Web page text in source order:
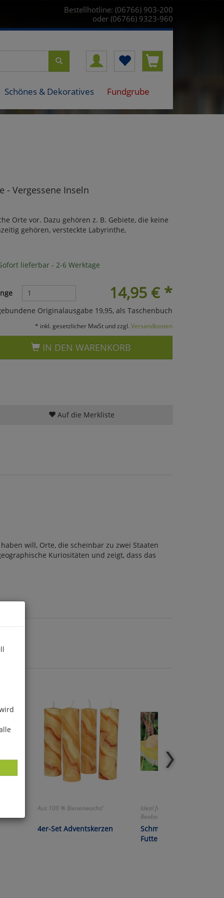
Bestellhotline: (06766) 903-200
oder (06766) 9323-960
Schönes & Dekoratives Fundgrube
- Vergessene Inseln
Orte vor. Dazu gehören z. B. Gebiete, die keine
gehören, versteckte Labyrinthe,
lieferbar - 2-6 Werktage
14,95 €*
Originalausgabe 19,95, als Taschenbuch
* inkl. gesetzlicher MwSt und zzgl. Versandkosten
IN DEN WARENKORB
Auf die Merkliste
will, Orte, die scheinbar zu zwei Staaten
Kuriositäten und zeigt, dass das
Aus 100 % Bienenwachs!
4er-Set Adventskerzen
Ideal für Schutz und
Beobachtung!
Schmetterlings-
Futterstation